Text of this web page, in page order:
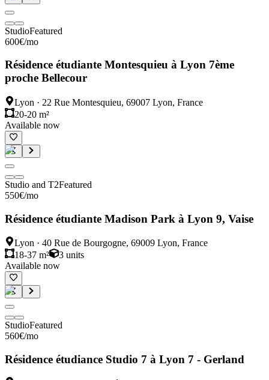
StudioFeatured
600€/mo
Résidence étudiante Montesquieu à Lyon 7ème
proche Bellecour
Lyon · 22 Rue Montesquieu, 69007 Lyon, France
20-20 m²
Available now
Studio and T2Featured
550€/mo
Résidence étudiante Madison Park à Lyon 9, Vaise
Lyon · 40 Rue de Bourgogne, 69009 Lyon, France
18-37 m²
3 units
Available now
StudioFeatured
560€/mo
Résidence étudiance Studio 7 à Lyon 7 - Gerland